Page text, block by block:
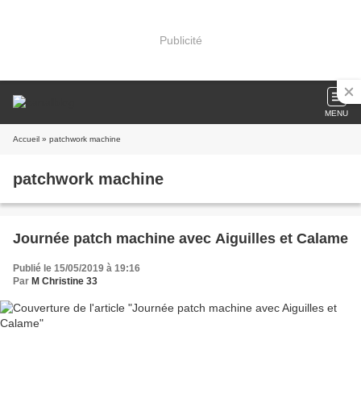
Publicité
MENU
Accueil » patchwork machine
patchwork machine
Journée patch machine avec Aiguilles et Calame
Publié le 15/05/2019 à 19:16
Par M Christine 33